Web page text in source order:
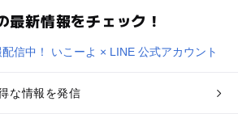
最新情報をチェック！
な情報を発信